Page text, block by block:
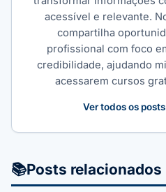
acessível e relevante.
compartilha
profissional com foco
credibilidade, ajudando
acessarem cursos
Ver todos os
📚Posts relacionados